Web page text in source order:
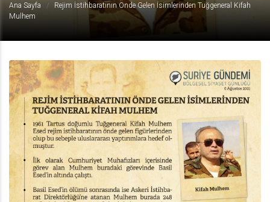
Ana Sayfa
Rejim İstihbaratının Önde Gelen İsimlerinden Tuğgeneral Kifah
Mulhem